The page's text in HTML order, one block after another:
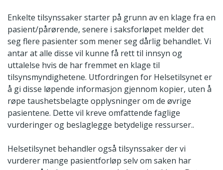
Enkelte tilsynssaker starter på grunn av en klage fra en
pasient/pårørende, senere i saksforløpet melder det
seg flere pasienter som mener seg dårlig behandlet. Vi
antar at alle disse vil kunne få rett til innsyn og
uttalelse hvis de har fremmet en klage til
tilsynsmyndighetene. Utfordringen for Helsetilsynet er
å gi disse løpende informasjon gjennom kopier, uten å
røpe taushetsbelagte opplysninger om de øvrige
pasientene. Dette vil kreve omfattende faglige
vurderinger og beslaglegge betydelige ressurser..
Helsetilsynet behandler også tilsynssaker der vi
vurderer mange pasientforløp selv om saken har